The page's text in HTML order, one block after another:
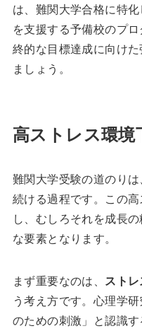
は、難関大学合格に特
を支援する予備校のプ
終的な目標達成に向け
ましょう。
高ストレス環
難関大学受験の道のり
続ける過程です。この
し、むしろそれを成長
な要素となります。
まず重要なのは、 スト
う考え方です。心理学
のための刺激」と認識